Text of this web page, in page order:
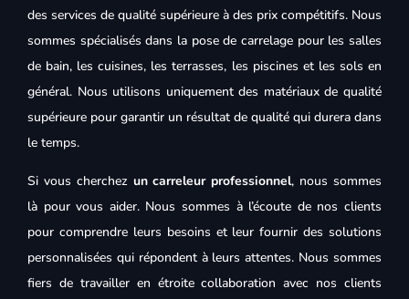
des services de qualité supérieure à des prix compétitifs. Nous
sommes spécialisés dans la pose de carrelage pour les salles
de bain, les cuisines, les terrasses, les piscines et les sols en
général. Nous utilisons uniquement des matériaux de qualité
supérieure pour garantir un résultat de qualité qui durera dans
le temps.
Si vous cherchez un carreleur professionnel, nous sommes
là pour vous aider. Nous sommes à l’écoute de nos clients
pour comprendre leurs besoins et leur fournir des solutions
personnalisées qui répondent à leurs attentes. Nous sommes
fiers de travailler en étroite collaboration avec nos clients